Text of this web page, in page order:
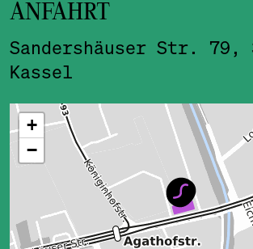
ANFAHRT
Sandershäuser Str. 79,
Kassel
ˇ